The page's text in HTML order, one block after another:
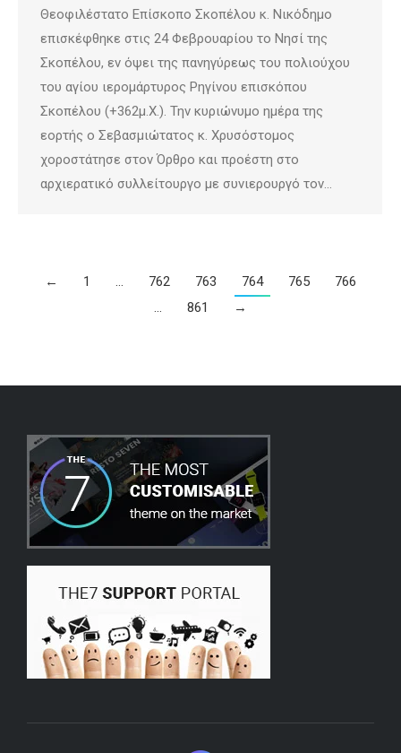
Θεοφιλέστατο Επίσκοπο Σκοπέλου κ. Νικόδημο
επισκέφθηκε στις 24 Φεβρουαρίου το Νησί της
Σκοπέλου, εν όψει της πανηγύρεως του πολιούχου
του αγίου ιερομάρτυρος Ρηγίνου επισκόπου
Σκοπέλου (+362μ.Χ.). Την κυριώνυμο ημέρα της
εορτής ο Σεβασμιώτατος κ. Χρυσόστομος
χοροστάτησε στον Όρθρο και προέστη στο
αρχιερατικό συλλείτουργο με συνιερουργό τον…
← 1 … 762 763 764 765
766
…
861 →